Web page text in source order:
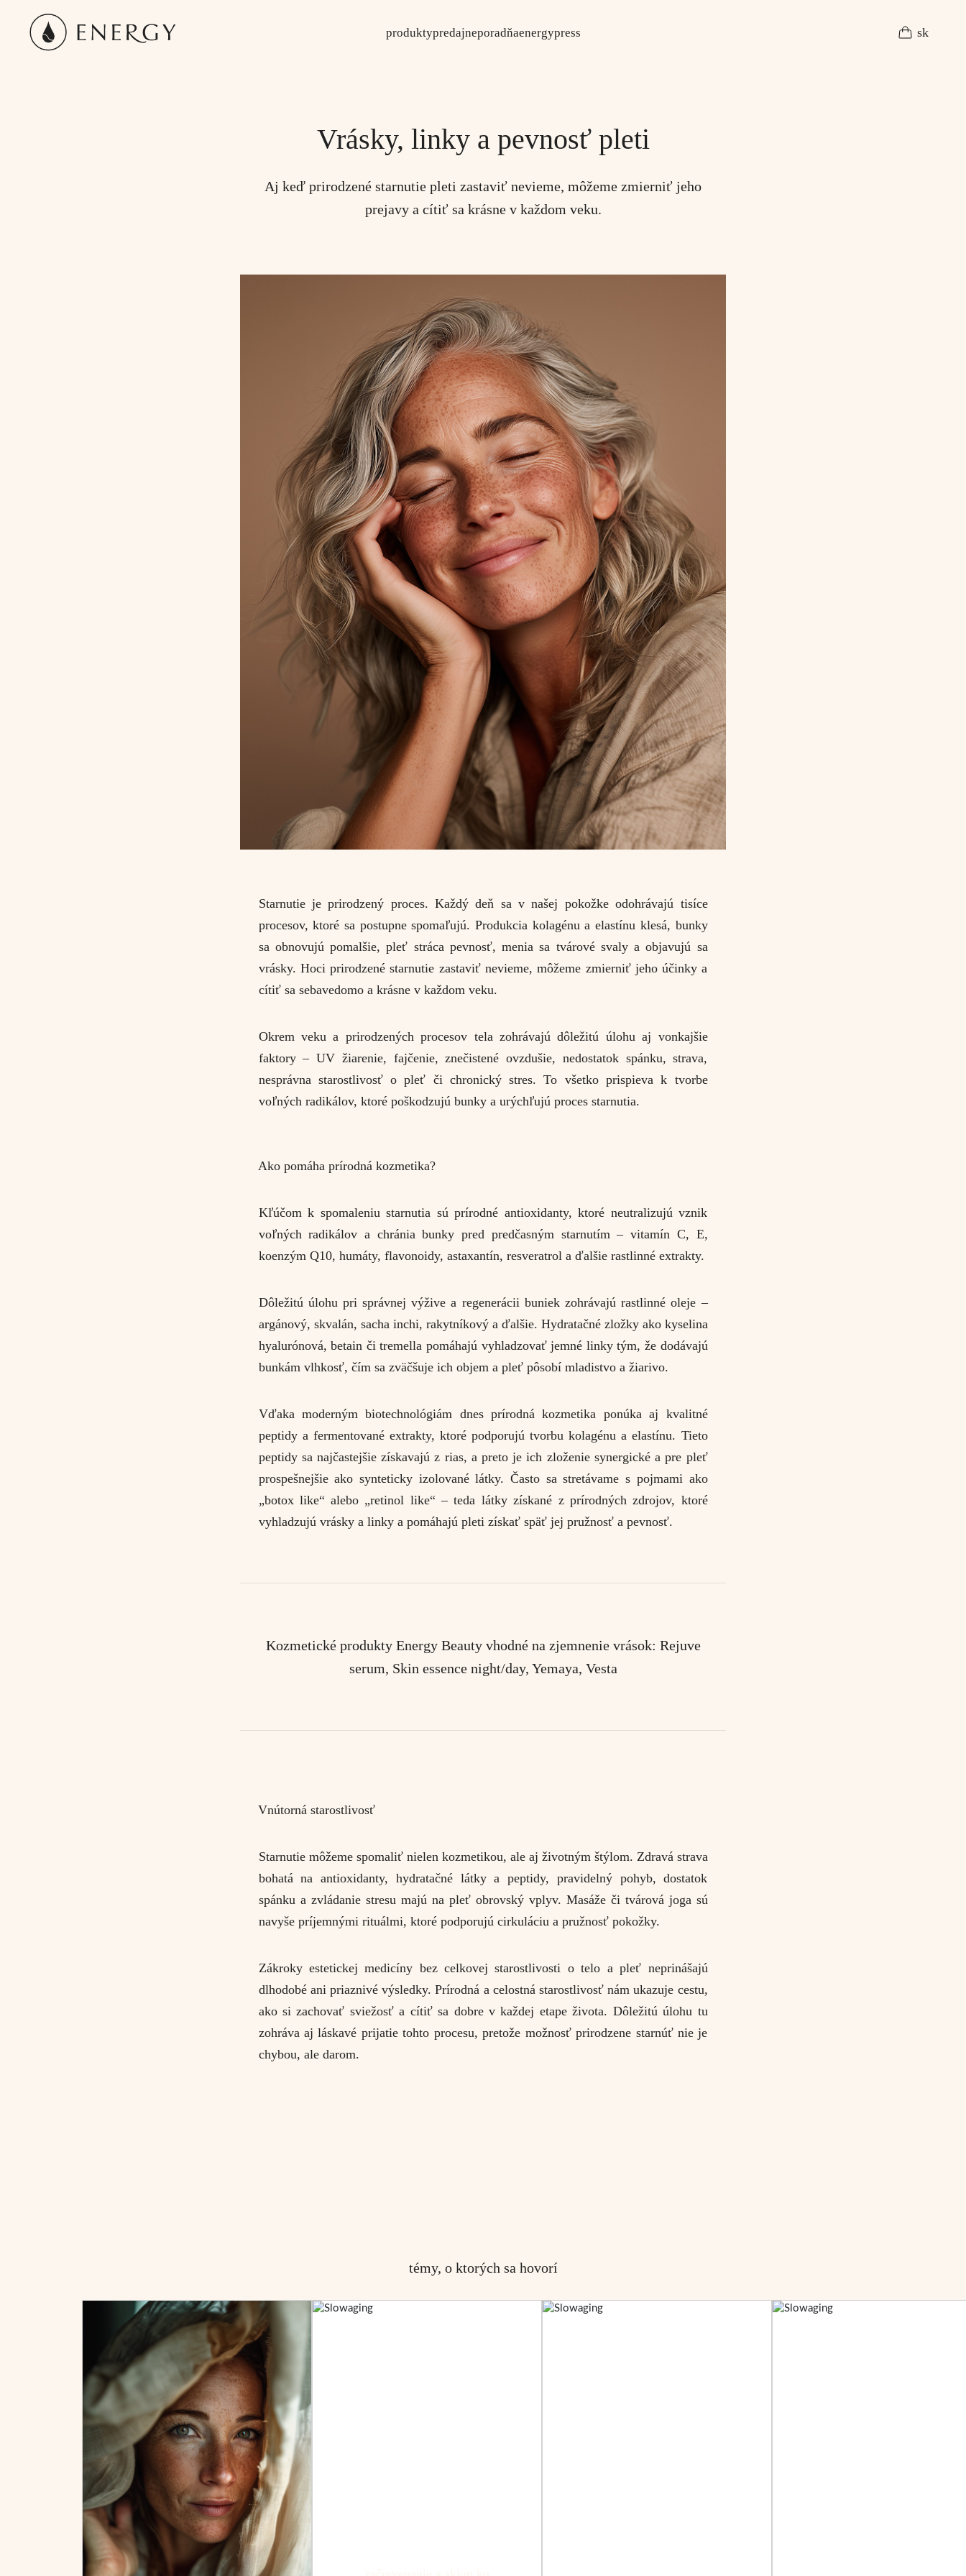
produktypredajneporadňaenergypress sk
Vrásky, linky a pevnosť pleti
Aj keď prirodzené starnutie pleti zastaviť nevieme, môžeme zmierniť jeho
prejavy a cítiť sa krásne v každom veku.
Starnutie je prirodzený proces. Každý deň sa v našej pokožke odohrávajú tisíce
procesov, ktoré sa postupne spomaľujú. Produkcia kolagénu a elastínu klesá, bunky
sa obnovujú pomalšie, pleť stráca pevnosť, menia sa tvárové svaly a objavujú sa
vrásky. Hoci prirodzené starnutie zastaviť nevieme, môžeme zmierniť jeho účinky a
cítiť sa sebavedomo a krásne v každom veku.
Okrem veku a prirodzených procesov tela zohrávajú dôležitú úlohu aj vonkajšie
faktory – UV žiarenie, fajčenie, znečistené ovzdušie, nedostatok spánku, strava,
nesprávna starostlivosť o pleť či chronický stres. To všetko prispieva k tvorbe
voľných radikálov, ktoré poškodzujú bunky a urýchľujú proces starnutia.
Ako pomáha prírodná kozmetika?
Kľúčom k spomaleniu starnutia sú prírodné antioxidanty, ktoré neutralizujú vznik
voľných radikálov a chránia bunky pred predčasným starnutím – vitamín C, E,
koenzým Q10, humáty, flavonoidy, astaxantín, resveratrol a ďalšie rastlinné extrakty.
Dôležitú úlohu pri správnej výžive a regenerácii buniek zohrávajú rastlinné oleje –
argánový, skvalán, sacha inchi, rakytníkový a ďalšie. Hydratačné zložky ako kyselina
hyalurónová, betain či tremella pomáhajú vyhladzovať jemné linky tým, že dodávajú
bunkám vlhkosť, čím sa zväčšuje ich objem a pleť pôsobí mladistvo a žiarivo.
Vďaka moderným biotechnológiám dnes prírodná kozmetika ponúka aj kvalitné
peptidy a fermentované extrakty, ktoré podporujú tvorbu kolagénu a elastínu. Tieto
peptidy sa najčastejšie získavajú z rias, a preto je ich zloženie synergické a pre pleť
prospešnejšie ako synteticky izolované látky. Často sa stretávame s pojmami ako
„botox like“ alebo „retinol like“ – teda látky získané z prírodných zdrojov, ktoré
vyhladzujú vrásky a linky a pomáhajú pleti získať späť jej pružnosť a pevnosť.
Kozmetické produkty Energy Beauty vhodné na zjemnenie vrások: Rejuve
serum, Skin essence night/day, Yemaya, Vesta
Vnútorná starostlivosť
Starnutie môžeme spomaliť nielen kozmetikou, ale aj životným štýlom. Zdravá strava
bohatá na antioxidanty, hydratačné látky a peptidy, pravidelný pohyb, dostatok
spánku a zvládanie stresu majú na pleť obrovský vplyv. Masáže či tvárová joga sú
navyše príjemnými rituálmi, ktoré podporujú cirkuláciu a pružnosť pokožky.
Zákroky estetickej medicíny bez celkovej starostlivosti o telo a pleť neprinášajú
dlhodobé ani priaznivé výsledky. Prírodná a celostná starostlivosť nám ukazuje cestu,
ako si zachovať sviežosť a cítiť sa dobre v každej etape života. Dôležitú úlohu tu
zohráva aj láskavé prijatie tohto procesu, pretože možnosť prirodzene starnúť nie je
chybou, ale darom.
témy, o ktorých sa hovorí